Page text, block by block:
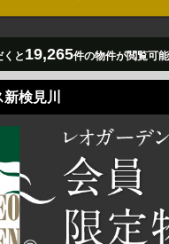
くと 19,265件の物件が閲覧可能
検見川